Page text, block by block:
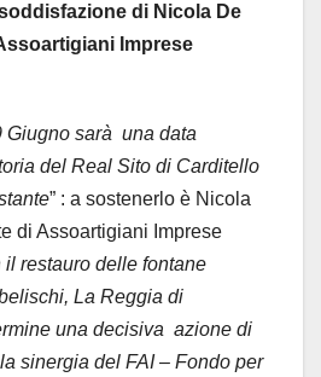
di Nicola De
Imprese
Giugno sarà una data
del Real Sito di Carditello
” : a sostenerlo è Nicola
di Assoartigiani Imprese
il restauro delle fontane
La Reggia di
una decisiva azione di
sinergia del FAI – Fondo per